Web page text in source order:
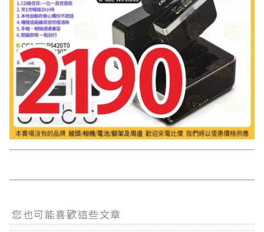
您也可能喜歡這些文章